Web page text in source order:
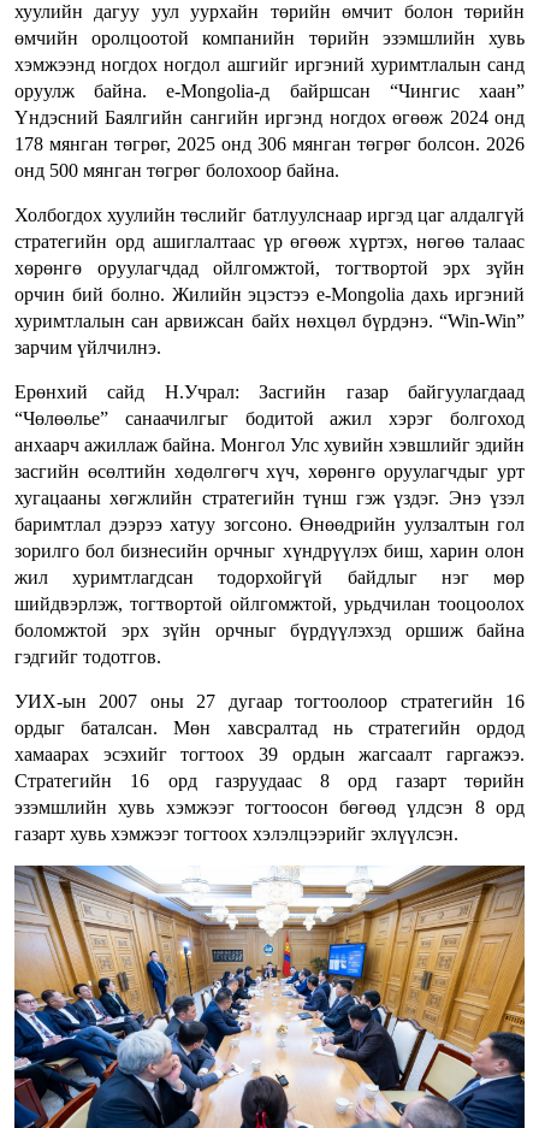
хуулийн дагуу уул уурхайн төрийн өмчит болон төрийн
өмчийн оролцоотой компанийн төрийн эзэмшлийн хувь
хэмжээнд ногдох ногдол ашгийг иргэний хуримтлалын санд
оруулж байна. e-Mongolia-д байршсан “Чингис хаан”
Үндэсний Баялгийн сангийн иргэнд ногдох өгөөж 2024 онд
178 мянган төгрөг, 2025 онд 306 мянган төгрөг болсон. 2026
онд 500 мянган төгрөг болохоор байна.
Холбогдох хуулийн төслийг батлуулснаар иргэд цаг алдалгүй
стратегийн орд ашиглалтаас үр өгөөж хүртэх, нөгөө талаас
хөрөнгө оруулагчдад ойлгомжтой, тогтвортой эрх зүйн
орчин бий болно. Жилийн эцэстээ e-Mongolia дахь иргэний
хуримтлалын сан арвижсан байх нөхцөл бүрдэнэ. “Win-Win”
зарчим үйлчилнэ.
Ерөнхий сайд Н.Учрал: Засгийн газар байгуулагдаад
“Чөлөөлье” санаачилгыг бодитой ажил хэрэг болгоход
анхаарч ажиллаж байна. Монгол Улс хувийн хэвшлийг эдийн
засгийн өсөлтийн хөдөлгөгч хүч, хөрөнгө оруулагчдыг урт
хугацааны хөгжлийн стратегийн түнш гэж үздэг. Энэ үзэл
баримтлал дээрээ хатуу зогсоно. Өнөөдрийн уулзалтын гол
зорилго бол бизнесийн орчныг хүндрүүлэх биш, харин олон
жил хуримтлагдсан тодорхойгүй байдлыг нэг мөр
шийдвэрлэж, тогтвортой ойлгомжтой, урьдчилан тооцоолох
боломжтой эрх зүйн орчныг бүрдүүлэхэд оршиж байна
гэдгийг тодотгов.
УИХ-ын 2007 оны 27 дугаар тогтоолоор стратегийн 16
ордыг баталсан. Мөн хавсралтад нь стратегийн ордод
хамаарах эсэхийг тогтоох 39 ордын жагсаалт гаргажээ.
Стратегийн 16 орд газруудаас 8 орд газарт төрийн
эзэмшлийн хувь хэмжээг тогтоосон бөгөөд үлдсэн 8 орд
газарт хувь хэмжээг тогтоох хэлэлцээрийг эхлүүлсэн.